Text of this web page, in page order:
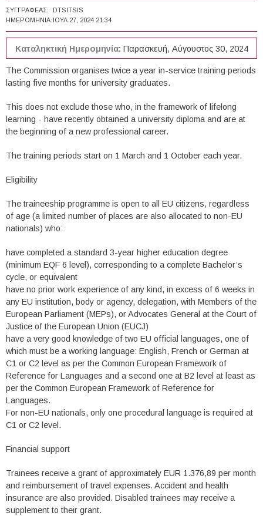
ΣΥΓΓΡΑΦΈΑΣ:
DTSITSIS
ΗΜΕΡΟΜΗΝΊΑ: ΙΟΥΛ 27, 2024 21:34
Καταληκτική Ημερομηνία: Παρασκευή, Αύγουστος 30, 2024
The Commission organises twice a year in-service training periods
lasting five months for university graduates.
This does not exclude those who, in the framework of lifelong
learning - have recently obtained a university diploma and are at
the beginning of a new professional career.
The training periods start on 1 March and 1 October each year.
Eligibility
The traineeship programme is open to all EU citizens, regardless
of age (a limited number of places are also allocated to non-EU
nationals) who:
have completed a standard 3-year higher education degree
(minimum EQF 6 level), corresponding to a complete Bachelor’s
cycle, or equivalent
have no prior work experience of any kind, in excess of 6 weeks in
any EU institution, body or agency, delegation, with Members of the
European Parliament (MEPs), or Advocates General at the Court of
Justice of the European Union (EUCJ)
have a very good knowledge of two EU official languages, one of
which must be a working language: English, French or German at
C1 or C2 level as per the Common European Framework of
Reference for Languages and a second one at B2 level at least as
per the Common European Framework of Reference for
Languages.
For non-EU nationals, only one procedural language is required at
C1 or C2 level.
Financial support
Trainees receive a grant of approximately EUR 1.376,89 per month
and reimbursement of travel expenses. Accident and health
insurance are also provided. Disabled trainees may receive a
supplement to their grant.